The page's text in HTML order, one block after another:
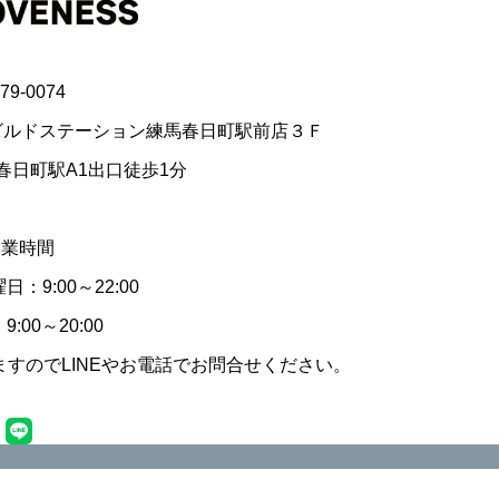
0074
ドステーション練馬春日町駅前店３Ｆ
日町駅A1出口徒歩1分
時間
日：9:00～22:00
9:00～20:00
のでLINEやお電話でお問合せください。